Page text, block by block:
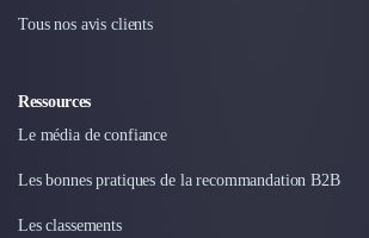
Tous nos avis clients
Ressources
Le média de confiance
Les bonnes pratiques de la recommandation B2B
Les classements